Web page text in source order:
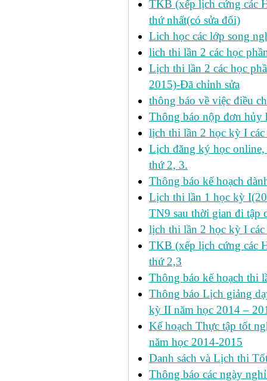
TKB (xếp lịch cứng các
thứ nhất(có sửa đổi)
Lich học các lớp song
lich thi lần 2 các học
Lịch thi lần 2 các học
2015)-Đã chỉnh sửa
thông báo về việc điều
Thông báo nộp đơn hủy
lịch thi lần 2 học kỳ I
Lịch đăng ký học
thứ 2, 3.
Thông báo kế hoạch
Lịch thi lần 1 học kỳ
TN9 sau thời gian đi tập
lịch thi lần 2 học kỳ I
TKB (xếp lịch cứng các
thứ 2,3
Thông báo kế hoạch thi
Thông báo Lịch giảng
kỳ II năm học 2014 –
Kế hoạch Thực tập tốt
năm học 2014-2015
Danh sách và Lịch thi
Thông báo các ngày